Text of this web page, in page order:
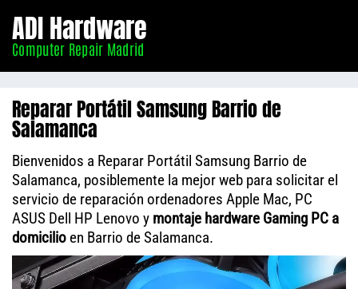
Madrid
ADI Hardware
Computer Repair Madrid
Reparar Portátil Samsung Barrio de
Salamanca
Bienvenidos a Reparar Portátil Samsung Barrio de
Salamanca, posiblemente la mejor web para solicitar el
servicio de reparación ordenadores Apple Mac, PC
ASUS Dell HP Lenovo y montaje hardware Gaming PC a
domicilio en Barrio de Salamanca.